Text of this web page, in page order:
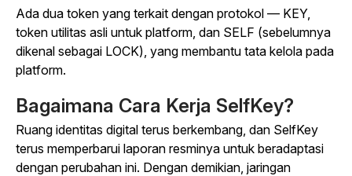
Ada dua token yang terkait dengan protokol — KEY,
token utilitas asli untuk platform, dan SELF (sebelumnya
dikenal sebagai LOCK), yang membantu tata kelola pada
platform.
Bagaimana Cara Kerja SelfKey?
Ruang identitas digital terus berkembang, dan SelfKey
terus memperbarui laporan resminya untuk beradaptasi
dengan perubahan ini. Dengan demikian, jaringan